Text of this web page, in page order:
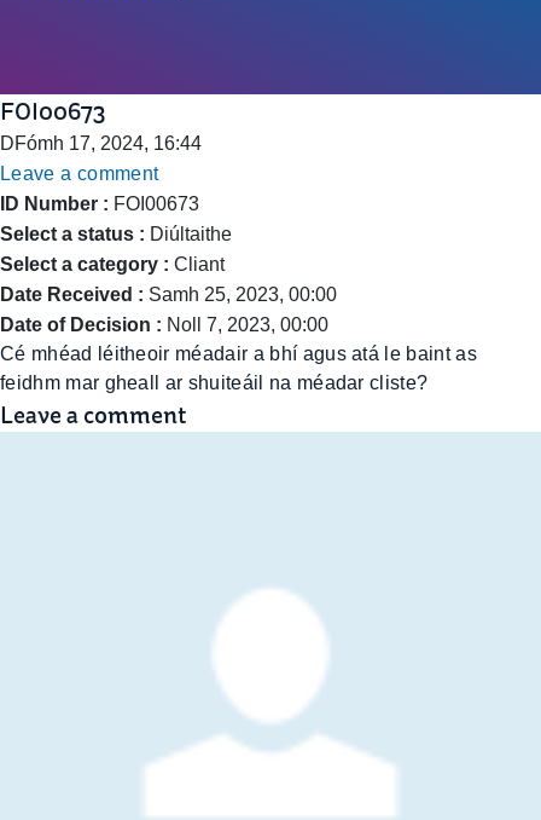
FOI00673
DFómh 17, 2024, 16:44
Leave a comment
ID Number : FOI00673
Select a status : Diúltaithe
Select a category : Cliant
Date Received : Samh 25, 2023, 00:00
Date of Decision : Noll 7, 2023, 00:00
Cé mhéad léitheoir méadair a bhí agus atá le baint as
feidhm mar gheall ar shuiteáil na méadar cliste?
Leave a comment